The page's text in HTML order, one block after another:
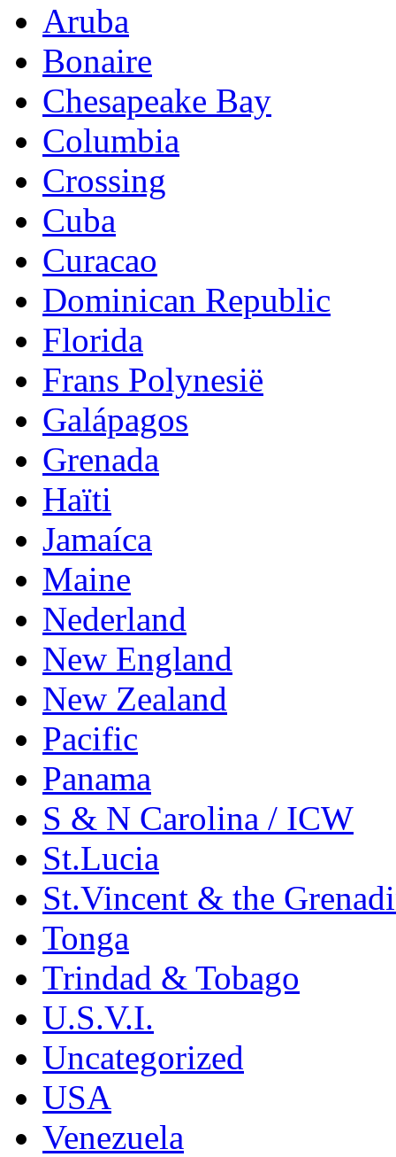
Aruba
Bonaire
Chesapeake Bay
Columbia
Crossing
Cuba
Curacao
Dominican Republic
Florida
Frans Polynesië
Galápagos
Grenada
Haïti
Jamaíca
Maine
Nederland
New England
New Zealand
Pacific
Panama
S & N Carolina / ICW
St.Lucia
St.Vincent & the
Tonga
Trindad & Tobago
U.S.V.I.
Uncategorized
USA
Venezuela